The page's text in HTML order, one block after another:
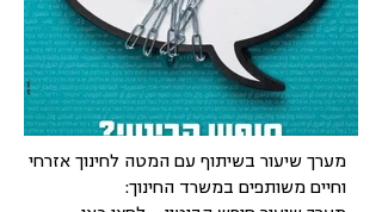
מערך שיעור בשיתוף עם המטה לחינוך אזרחי
וחיים משותפים במשרד החינוך: